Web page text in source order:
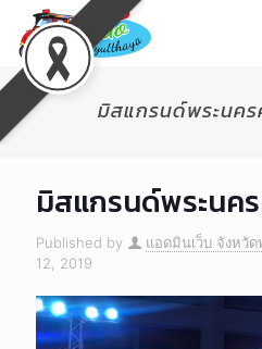
มิสแกรนด์พระนคร
มิสแกรนด์พระนค
Published by แอดมินเว็บ จังหวั
12, 2019